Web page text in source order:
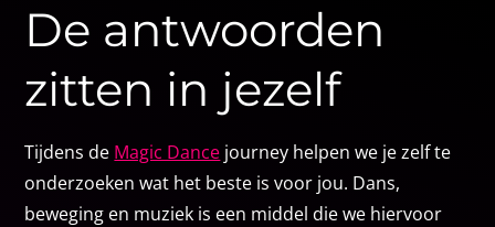
De antwoorden
zitten in jezelf
Tijdens de Magic Dance journey helpen we je zelf te
onderzoeken wat het beste is voor jou. Dans,
beweging en muziek is een middel die we hiervoor